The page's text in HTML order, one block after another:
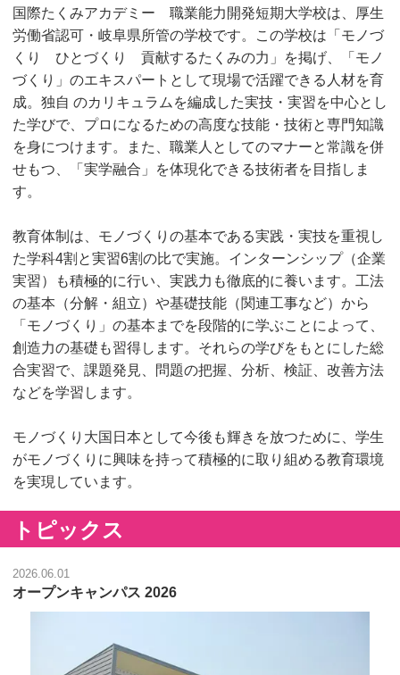
国際たくみアカデミー 職業能力開発短期大学校は、厚生
労働省認可・岐阜県所管の学校です。この学校は「モノづ
くり ひとづくり 貢献するたくみの力」を掲げ、「モノ
づくり」のエキスパートとして現場で活躍できる人材を育
成。独自 のカリキュラムを編成した実技・実習を中心とし
た学びで、プロになるための高度な技能・技術と専門知識
を身につけます。また、職業人としてのマナーと常識を併
せもつ、「実学融合」を体現化できる技術者を目指しま
す。
教育体制は、モノづくりの基本である実践・実技を重視し
た学科4割と実習6割の比で実施。インターンシップ（企業
実習）も積極的に行い、実践力も徹底的に養います。工法
の基本（分解・組立）や基礎技能（関連工事など）から
「モノづくり」の基本までを段階的に学ぶことによって、
創造力の基礎も習得します。それらの学びをもとにした総
合実習で、課題発見、問題の把握、分析、検証、改善方法
などを学習します。
モノづくり大国日本として今後も輝きを放つために、学生
がモノづくりに興味を持って積極的に取り組める教育環境
を実現しています。
トピックス
2026.06.01
オープンキャンパス 2026